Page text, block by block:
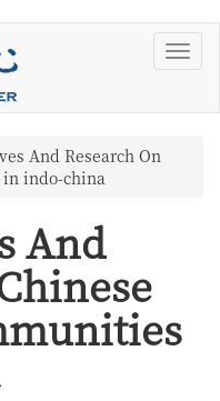
And Research On
in indo-china
And